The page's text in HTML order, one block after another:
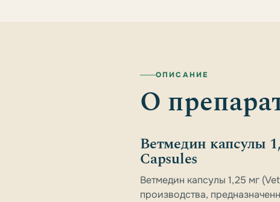
ОПИСАНИЕ
О
Ветмедин капсулы
Capsules
Ветмедин капсулы 1,25 мг
производства,